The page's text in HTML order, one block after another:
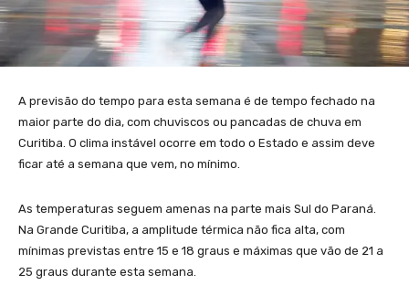
A previsão do tempo para esta semana é de tempo fechado na
maior parte do dia, com chuviscos ou pancadas de chuva em
Curitiba. O clima instável ocorre em todo o Estado e assim deve
ficar até a semana que vem, no mínimo.
As temperaturas seguem amenas na parte mais Sul do Paraná.
Na Grande Curitiba, a amplitude térmica não fica alta, com
mínimas previstas entre 15 e 18 graus e máximas que vão de 21 a
25 graus durante esta semana.